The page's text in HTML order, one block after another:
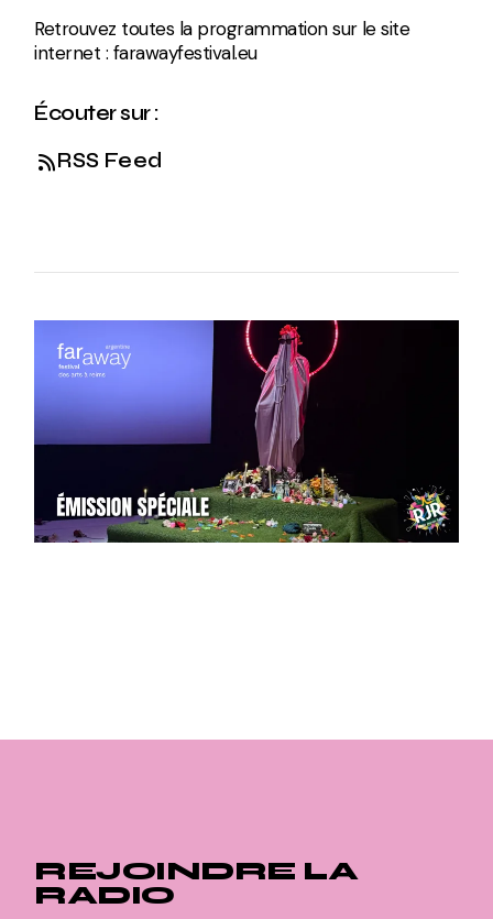
Retrouvez toutes la programmation sur le site
internet : farawayfestival.eu
Écouter sur :
RSS Feed
REJOINDRE LA
RADIO